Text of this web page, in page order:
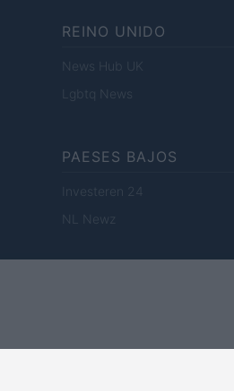
REINO UNIDO
News Hub UK
Lgbtq News
PAESES BAJOS
Investeren 24
NL Newz